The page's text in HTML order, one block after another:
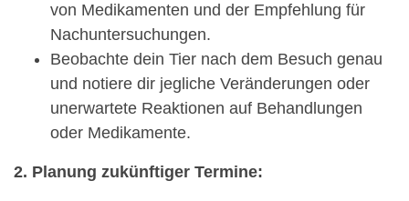
von Medikamenten und der Empfehlung für
Nachuntersuchungen.
Beobachte dein Tier nach dem Besuch genau
und notiere dir jegliche Veränderungen oder
unerwartete Reaktionen auf Behandlungen
oder Medikamente.
2. Planung zukünftiger Termine: